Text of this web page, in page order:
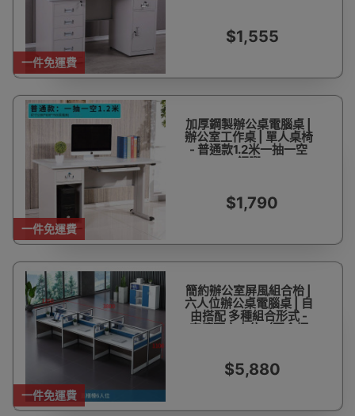
一件免運費
$1,555
一件免運費
加厚鋼製辦公桌電腦桌 |
辦公室工作桌 | 單人桌椅
- 普通款1.2米一抽一空
鋼腳
$1,790
一件免運費
簡約辦公室屏風組合枱 |
六人位辦公桌電腦桌 | 自
由搭配 多種組合形式 -
直檯面六人位（不含櫃
$5,880